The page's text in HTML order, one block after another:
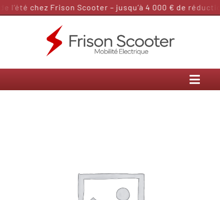
Passer
l’été chez Frison Scooter – jusqu’à 4 000 € de